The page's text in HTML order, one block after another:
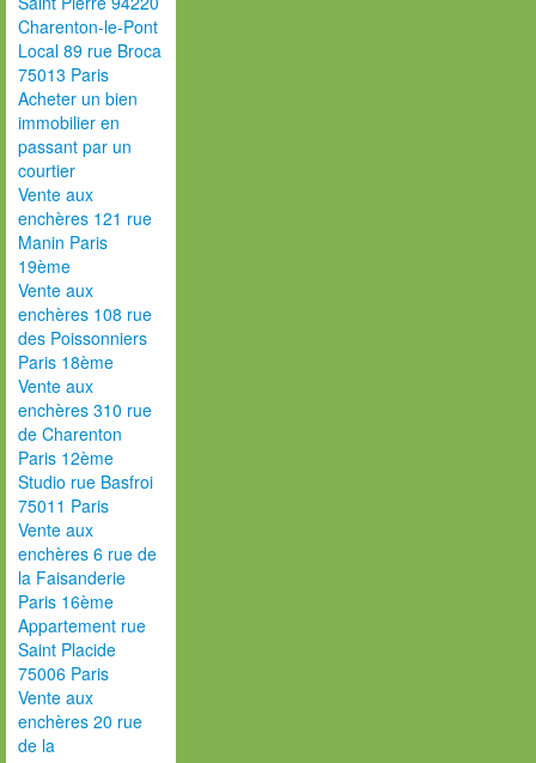
Charenton-le-Pont
Local 89 rue Broca
75013 Paris
Acheter un bien
immobilier en
passant par un
courtier
Vente aux
enchères 121 rue
Manin Paris
19ème
Vente aux
enchères 108 rue
des Poissonniers
Paris 18ème
Vente aux
enchères 310 rue
de Charenton
Paris 12ème
Studio rue Basfroi
75011 Paris
Vente aux
enchères 6 rue de
la Faisanderie
Paris 16ème
Appartement rue
Saint Placide
75006 Paris
Vente aux
enchères 20 rue
de la